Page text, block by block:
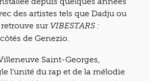
des artistes tels que Dadju ou
retrouve sur VIBESTARS :
de Genezio.
Saint-Georges,
l’unité du rap et de la mélodie